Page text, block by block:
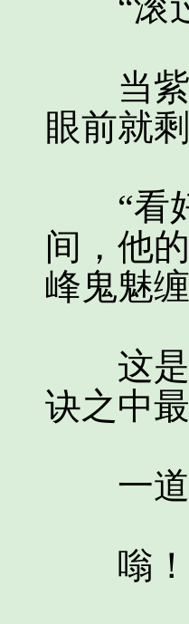
当紫
眼前就
“看好
间，他
峰鬼魅
这是‘
诀之中
一道
嗡！